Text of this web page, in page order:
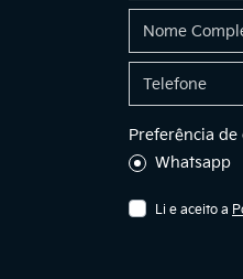
Preferência de
Whatsapp
Li e aceito a